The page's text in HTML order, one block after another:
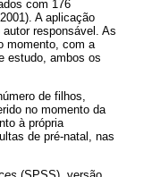
com 176
A aplicação
responsável. As
momento, com a
estudo, ambos os
de filhos,
no momento da
à própria
de pré-natal, nas